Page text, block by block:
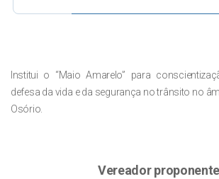
Institui o “Maio Amarelo” para
defesa da vida e da segurança no trânsito no
Osório.
Vereador proponente